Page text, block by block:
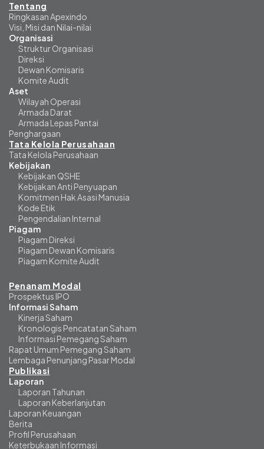
Tentang
Ringkasan Apexindo
Visi, Misi dan Nilai-nilai
Organisasi
Struktur Organisasi
Direksi
Dewan Komisaris
Komite Audit
Aset
Wilayah Operasi
Armada Darat
Armada Lepas Pantai
Penghargaan
Tata Kelola Perusahaan
Tata Kelola Perusahaan
Kebijakan
Kebijakan QSHE
Kebijakan Anti Penyuapan
Komitmen Hak Asasi Manusia
Kode Etik
Pengendalian Internal
Piagam
Piagam Direksi
Piagam Dewan Komisaris
Piagam Komite Audit
Penanam Modal
Prospektus IPO
Informasi Saham
Kinerja Saham
Kronologis Pencatatan Saham
Informasi Pemegang Saham
Rapat Umum Pemegang Saham
Lembaga Penunjang Pasar Modal
Publikasi
Laporan
Laporan Tahunan
Laporan Keberlanjutan
Laporan Keuangan
Berita
Profil Perusahaan
Keterbukaan Informasi